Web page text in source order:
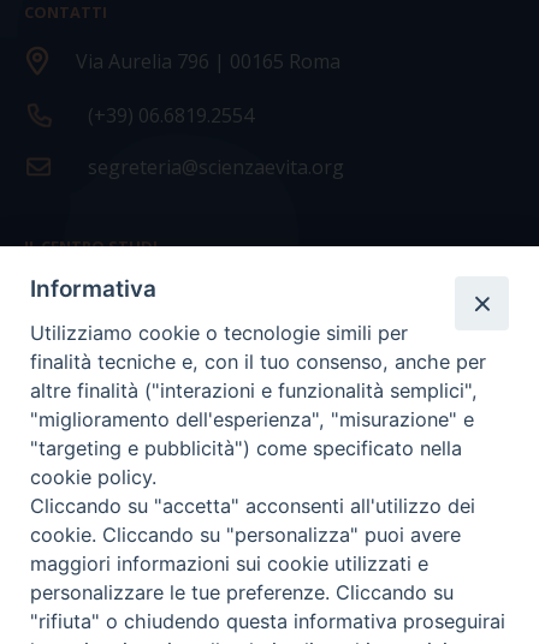
CONTATTI
Via Aurelia 796 | 00165 Roma
(+39) 06.6819.2554
segreteria@scienzaevita.org
IL CENTRO STUDI
La nostra storia
Statuto
Presidenza e ufficio presidenza
Consiglio scientifico
Coordinamento nazionale
COPYRIGHT Scienza & Vita - C.F96600690588- Tutti i
Informativa
Utilizziamo cookie o tecnologie simili per
finalità tecniche e, con il tuo consenso, anche per
altre finalità ("interazioni e funzionalità semplici",
"miglioramento dell'esperienza", "misurazione" e
"targeting e pubblicità") come specificato nella
cookie policy.
Cliccando su "accetta" acconsenti all'utilizzo dei
cookie. Cliccando su "personalizza" puoi avere
maggiori informazioni sui cookie utilizzati e
personalizzare le tue preferenze. Cliccando su
"rifiuta" o chiudendo questa informativa proseguirai